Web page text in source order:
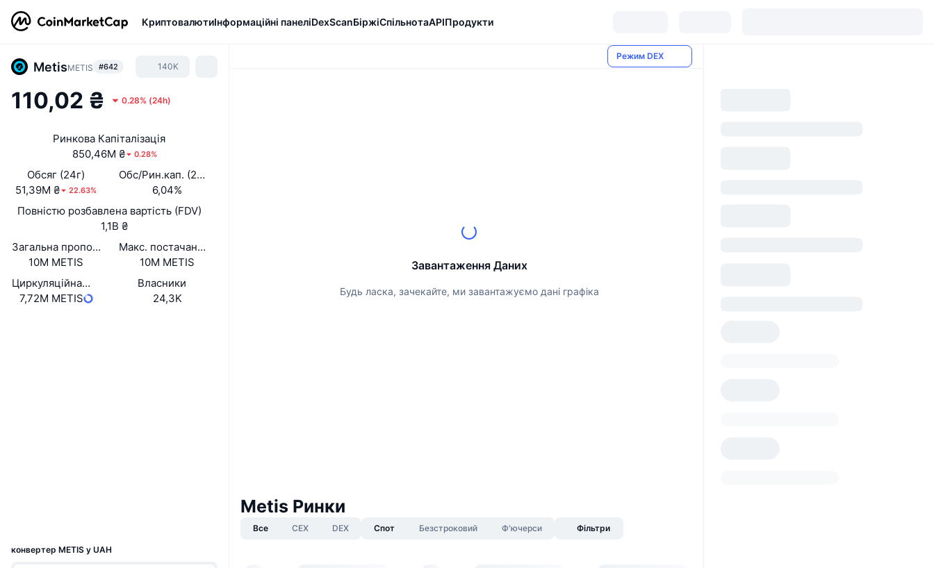
КриптовалютиІнформаційні панеліDexScanБіржіСпільнотаAPIПродукти
MetisMETIS #642 140K
110,02 ₴ 0.28% (24h)
Ринкова Капіталізація
850,46M ₴
0.28%
Обсяг (24г)
51,39M ₴
22.63%
Обс/Рин.кап. (24 год.)
6,04%
Повністю розбавлена вартість (FDV)
1,1B ₴
Загальна пропозиція
10M METIS
Макс. постачання
10M METIS
Циркуляційна пропозиція
7,72M METIS
Власники
24,3K
конвертер METIS у UAH
Режим DEX
Завантаження Даних
Будь ласка, зачекайте, ми завантажуємо дані графіка
Metis Ринки
Все CEX DEX Спот Безстроковий Ф'ючерси Фільтри